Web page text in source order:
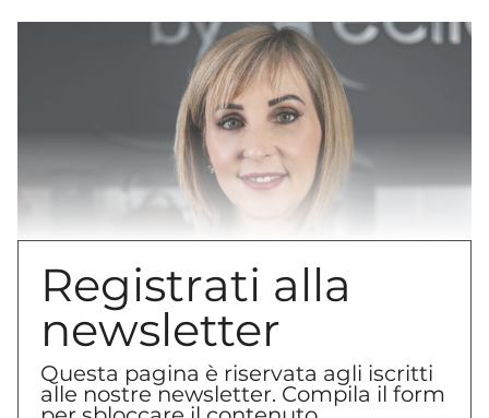
Concepisco e rivisito la pasticceria come se
fosse una collezione di moda. Ero una designer
Registrati alla
newsletter
Questa pagina è riservata agli iscritti
alle nostre newsletter. Compila il form